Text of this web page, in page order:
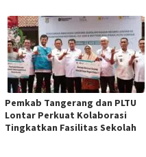
Pemkab Tangerang dan PLTU
Lontar Perkuat Kolaborasi
Tingkatkan Fasilitas Sekolah